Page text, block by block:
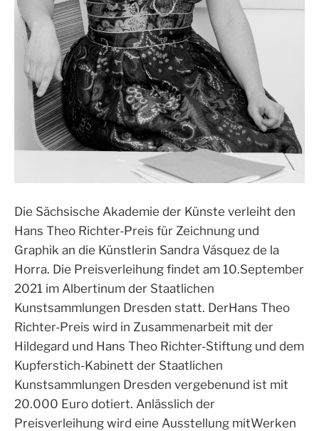
Die Sächsische Akademie der Künste verleiht den
Hans Theo Richter-Preis für Zeichnung und
Graphik an die Künstlerin Sandra Vásquez de la
Horra. Die Preisverleihung findet am 10.September
2021 im Albertinum der Staatlichen
Kunstsammlungen Dresden statt. DerHans Theo
Richter-Preis wird in Zusammenarbeit mit der
Hildegard und Hans Theo Richter-Stiftung und dem
Kupferstich-Kabinett der Staatlichen
Kunstsammlungen Dresden vergebenund ist mit
20.000 Euro dotiert. Anlässlich der
Preisverleihung wird eine Ausstellung mitWerken